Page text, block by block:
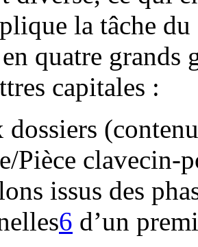
la tâche
quatre grands
capitales :
dossiers
Pièce
issus des
6 d’un